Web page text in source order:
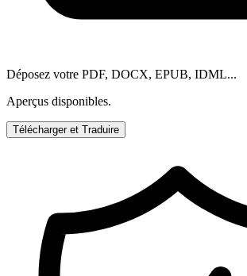
Déposez votre PDF, DOCX, EPUB, IDML...
Aperçus disponibles.
Télécharger et Traduire